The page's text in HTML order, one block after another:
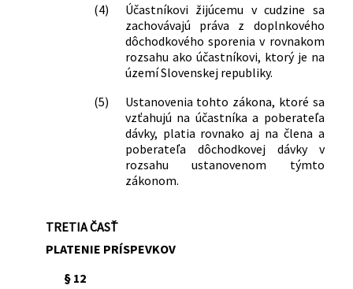
(4)
Účastníkovi žijúcemu v cudzine sa
zachovávajú práva z doplnkového
dôchodkového sporenia v rovnakom
rozsahu ako účastníkovi, ktorý je na
území Slovenskej republiky.
(5)
Ustanovenia tohto zákona, ktoré sa
vzťahujú na účastníka a poberateľa
dávky, platia rovnako aj na člena a
poberateľa dôchodkovej dávky v
rozsahu ustanovenom týmto
zákonom.
TRETIA ČASŤ
PLATENIE PRÍSPEVKOV
§ 12